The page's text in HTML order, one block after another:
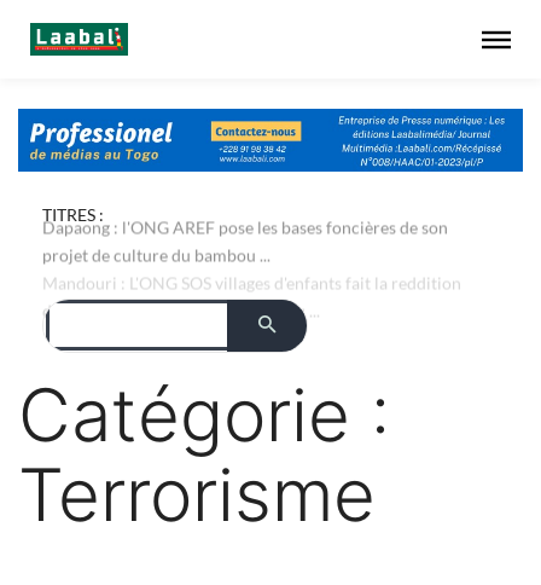
TITRES :
Dapaong : l'ONG AREF pose les bases foncières de son
projet de culture du bambou ...
Catégorie :
Terrorisme